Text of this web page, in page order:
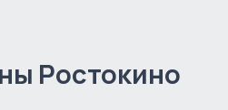
Ростокино